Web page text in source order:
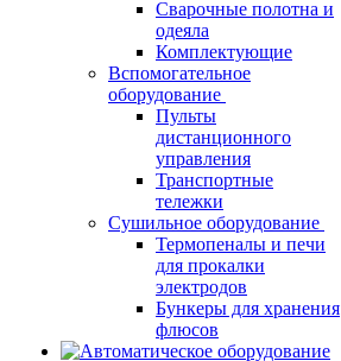
Сварочные полотна и
одеяла
Комплектующие
Вспомогательное
оборудование
Пульты
дистанционного
управления
Транспортные
тележки
Сушильное оборудование
Термопеналы и печи
для прокалки
электродов
Бункеры для хранения
флюсов